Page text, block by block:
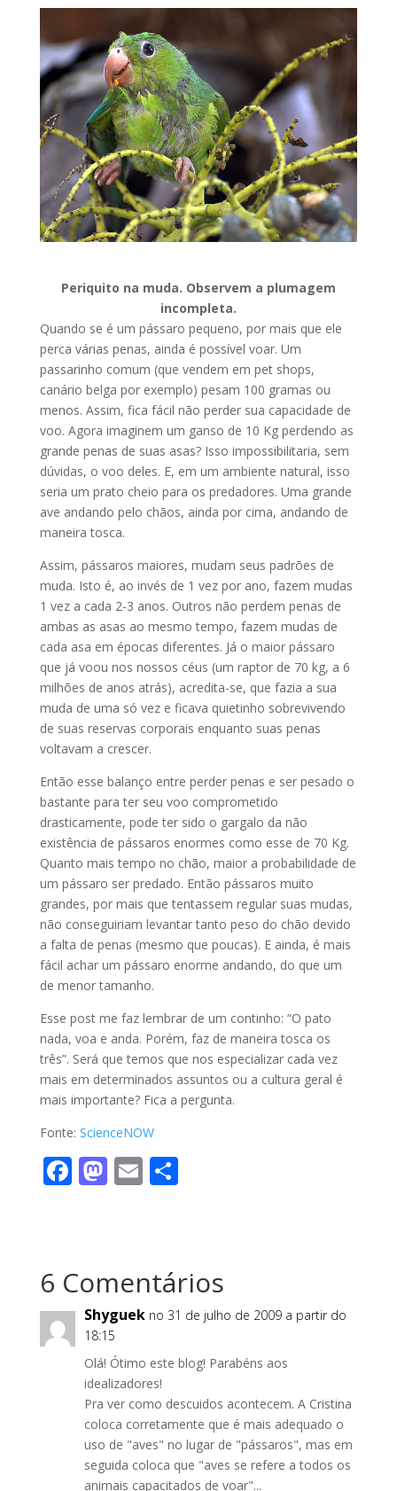
Periquito na muda. Observem a plumagem
incompleta.
Quando se é um pássaro pequeno, por mais que ele
perca várias penas, ainda é possível voar. Um
passarinho comum (que vendem em pet shops,
canário belga por exemplo) pesam 100 gramas ou
menos. Assim, fica fácil não perder sua capacidade de
voo. Agora imaginem um ganso de 10 Kg perdendo as
grande penas de suas asas? Isso impossibilitaria, sem
dúvidas, o voo deles. E, em um ambiente natural, isso
seria um prato cheio para os predadores. Uma grande
ave andando pelo chãos, ainda por cima, andando de
maneira tosca.
Assim, pássaros maiores, mudam seus padrões de
muda. Isto é, ao invés de 1 vez por ano, fazem mudas
1 vez a cada 2-3 anos. Outros não perdem penas de
ambas as asas ao mesmo tempo, fazem mudas de
cada asa em épocas diferentes. Já o maior pássaro
que já voou nos nossos céus (um raptor de 70 kg, a 6
milhões de anos atrás), acredita-se, que fazia a sua
muda de uma só vez e ficava quietinho sobrevivendo
de suas reservas corporais enquanto suas penas
voltavam a crescer.
Então esse balanço entre perder penas e ser pesado o
bastante para ter seu voo comprometido
drasticamente, pode ter sido o gargalo da não
existência de pássaros enormes como esse de 70 Kg.
Quanto mais tempo no chão, maior a probabilidade de
um pássaro ser predado. Então pássaros muito
grandes, por mais que tentassem regular suas mudas,
não conseguiriam levantar tanto peso do chão devido
a falta de penas (mesmo que poucas). E ainda, é mais
fácil achar um pássaro enorme andando, do que um
de menor tamanho.
Esse post me faz lembrar de um continho: “O pato
nada, voa e anda. Porém, faz de maneira tosca os
três”. Será que temos que nos especializar cada vez
mais em determinados assuntos ou a cultura geral é
mais importante? Fica a pergunta.
Fonte: ScienceNOW
F
ac
o
o
k
M
as
o
n
E
m
S
6 Comentários
Shyguek no 31 de julho de 2009 a partir do
18:15
Olá! Ótimo este blog! Parabéns aos
idealizadores!
Pra ver como descuidos acontecem. A Cristina
coloca corretamente que é mais adequado o
uso de "aves" no lugar de "pássaros", mas em
seguida coloca que "aves se refere a todos os
animais capacitados de voar"...